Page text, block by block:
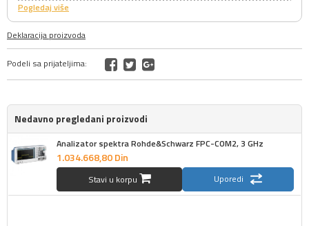
Pogledaj više
Deklaracija proizvoda
Podeli sa prijateljima:
Nedavno pregledani proizvodi
Analizator spektra Rohde&Schwarz FPC-COM2, 3 GHz
1.034.668,80Din
Stavi u korpu Uporedi